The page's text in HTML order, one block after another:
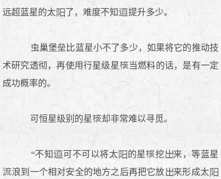
远超蓝星的太
了，难度不知 提升多少。
虫巢堡垒比蓝星小不了多少，如果将它的推动技
术研究透彻，再使用行星级星
当燃料的话，是有一定
成功概率的。
可恒星级别的星 却非常难以寻觅。
“不知 可不可以将太 的星 挖
来，等蓝星
浪到一个相对安全的地方之后再把它放
来形成太